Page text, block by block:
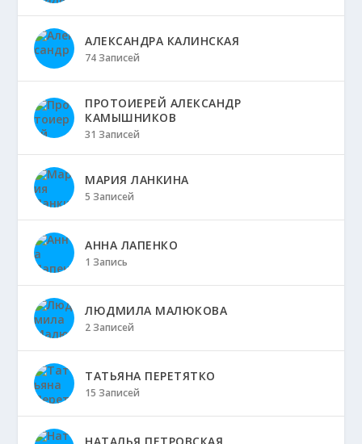
АЛЕКСАНДРА КАЛИНСКАЯ
74 Записей
ПРОТОИЕРЕЙ АЛЕКСАНДР
КАМЫШНИКОВ
31 Записей
МАРИЯ ЛАНКИНА
5 Записей
АННА ЛАПЕНКО
1 Запись
ЛЮДМИЛА МАЛЮКОВА
2 Записей
ТАТЬЯНА ПЕРЕТЯТКО
15 Записей
НАТАЛЬЯ ПЕТРОВСКАЯ